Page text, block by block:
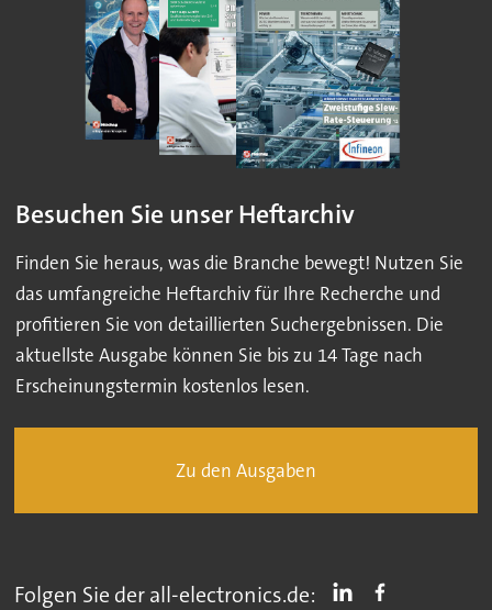
Besuchen Sie unser Heftarchiv
Finden Sie heraus, was die Branche bewegt! Nutzen Sie
das umfangreiche Heftarchiv für Ihre Recherche und
profitieren Sie von detaillierten Suchergebnissen. Die
aktuellste Ausgabe können Sie bis zu 14 Tage nach
Erscheinungstermin kostenlos lesen.
Zu den Ausgaben
Folgen Sie der all-electronics.de: